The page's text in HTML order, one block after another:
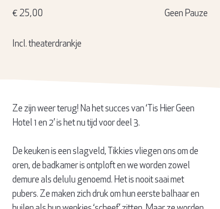
€ 25,00 Geen Pauze
Incl. theaterdrankje
Ze zijn weer terug! Na het succes van ‘Tis Hier Geen
Hotel 1 en 2’ is het nu tijd voor deel 3.
De keuken is een slagveld, Tikkies vliegen ons om de
oren, de badkamer is ontploft en we worden zowel
demure als delulu genoemd. Het is nooit saai met
pubers. Ze maken zich druk om hun eerste balhaar en